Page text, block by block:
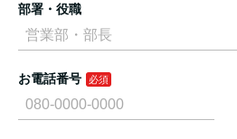
部署・役職
お電話番号